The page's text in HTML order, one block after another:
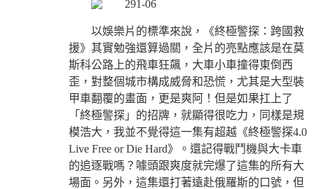
以娛樂片的標準來說，《終極警探：跨國救
援》其實勉強還算過關，全片的亮點應該是在莫
斯科公路上的飛車狂飆，大車小車撞得東倒西
歪，對整個城市構成威脅和恐慌，尤其是大型裝
甲車翻覆的畫面，更是爽阿！但是如果扛上了
「終極警探」的招牌，就顯得很吃力，同樣是規
模浩大，我並不覺得這一集有超越《終極警探4.0
Live Free or Die Hard》。還記得戰鬥機與大卡車
的追逐戰嗎？噱頭跟爽度就完爆了這集的所有大
場面。另外，這集還打著遠赴俄羅斯的口號，但